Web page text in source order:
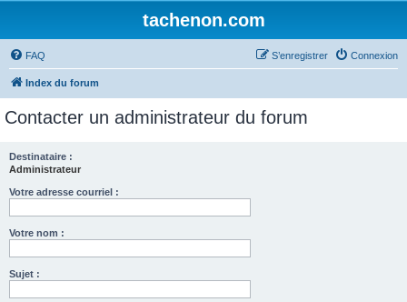
tachenon.com
FAQ Connexion
S’enregistrer
Index du forum
Contacter un administrateur du forum
Destinataire :
Administrateur
Votre adresse courriel :
Votre nom :
Sujet :